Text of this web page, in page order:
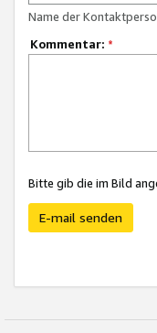
Name der
Kommentar: *
Bitte gib die im Bild
E-mail senden